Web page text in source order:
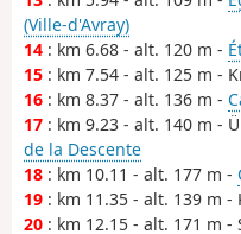
(Ville-d'Avray)
14 : km 6.68 - alt. 120 m -
15 : km 7.54 - alt. 125 m -
16 : km 8.37 - alt. 136 m -
17 : km 9.23 - alt. 140 m -
de la Descente
18 : km 10.11 - alt. 177 m -
19 : km 11.35 - alt. 139 m -
20 : km 12.15 - alt. 171 m -